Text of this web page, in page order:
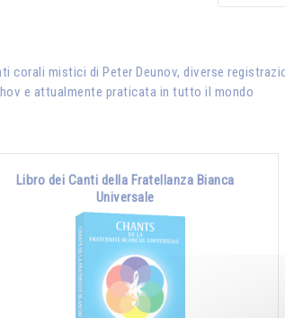
corali mistici di Peter Deunov, diverse
e attualmente praticata in tutto il mondo
Libro dei Canti della Fratellanza Bianca
Universale